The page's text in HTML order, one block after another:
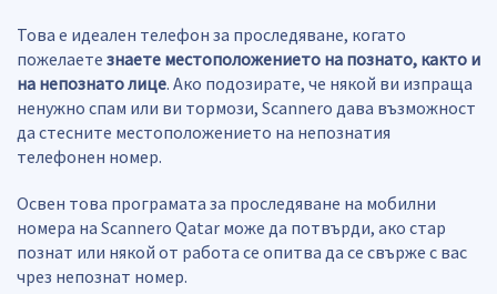
Това е идеален телефон за проследяване, когато
пожелаете знаете местоположението на познато, както и
на непознато лице. Ако подозирате, че някой ви изпраща
ненужно спам или ви тормози, Scannero дава възможност
да стесните местоположението на непознатия
телефонен номер.
Освен това програмата за проследяване на мобилни
номера на Scannero Qatar може да потвърди, ако стар
познат или някой от работа се опитва да се свърже с вас
чрез непознат номер.